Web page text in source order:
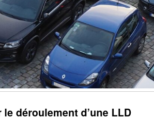
déroulement d’une LLD